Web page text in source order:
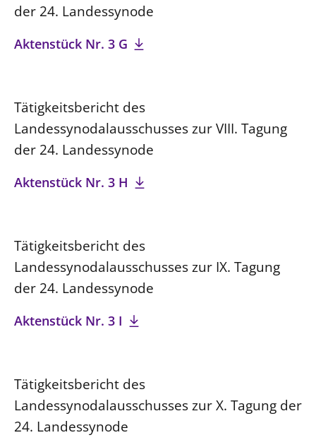
der 24. Landessynode
Aktenstück Nr. 3 G
Tätigkeitsbericht des
Landessynodalausschusses zur VIII. Tagung
der 24. Landessynode
Aktenstück Nr. 3 H
Tätigkeitsbericht des
Landessynodalausschusses zur IX. Tagung
der 24. Landessynode
Aktenstück Nr. 3 I
Tätigkeitsbericht des
Landessynodalausschusses zur X. Tagung der
24. Landessynode